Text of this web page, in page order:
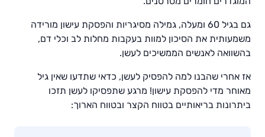
גם בגיל 60 ומעלה, גמילה מסיגריות והפסקת עישון מורידה
משמעותית את הסיכון למוות בעקבות מחלות לב וכלי דם,
בהשוואה לאנשים הממשיכים לעשן.
אז אחרי שהבנו למה להפסיק לעשן, כדאי שתדעו שאין גיל
מאוחר מדי להפסקת עישון! מרגע שתפסיקו לעשן תזכו
ביתרונות בריאותיים בטווח הקצר ובטווח הארוך: